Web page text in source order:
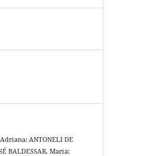
ANTONELI DE
BALDESSAR, Maria;